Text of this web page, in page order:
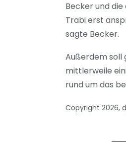
Becker und
Trabi erst
sagte Becker.
Außerdem soll
mittlerweile
rund um das
Copyright 2026,